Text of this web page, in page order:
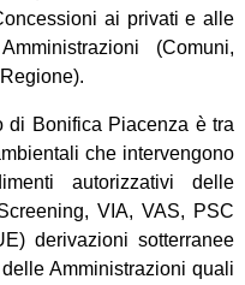
ai privati e alle
(Comuni,
di Bonifica Piacenza è tra
che intervengono
autorizzativi delle
VIA, VAS, PSC
derivazioni sotterranee
Amministrazioni quali